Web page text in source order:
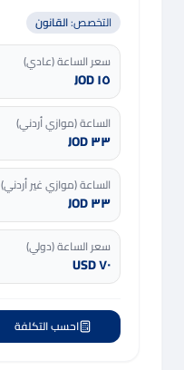
التخصص:القانون
سعر الساعة (عادي)
١٥ JOD
الساعة (موازي أردني)
٣٣ JOD
الساعة (موازي غير أردني)
٣٣ JOD
سعر الساعة (دولي)
٧٠ USD
احسب التكلفة